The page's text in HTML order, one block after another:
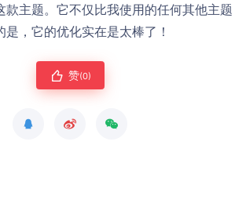
款主题。它不仅比我使用的任何其他主题
，它的优化实在是太棒了！
赞(0)